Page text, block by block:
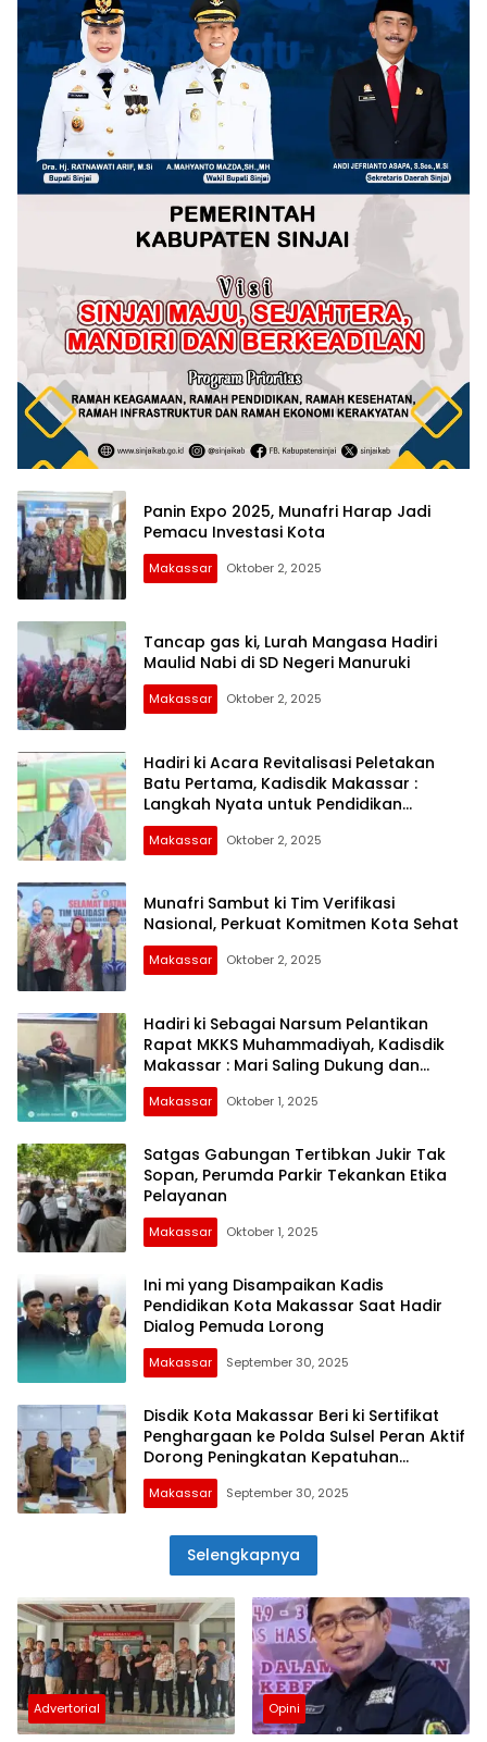
Panin Expo 2025, Munafri Harap Jadi
Pemacu Investasi Kota
Makassar Oktober 2, 2025
Tancap gas ki, Lurah Mangasa Hadiri
Maulid Nabi di SD Negeri Manuruki
Makassar Oktober 2, 2025
Hadiri ki Acara Revitalisasi Peletakan
Batu Pertama, Kadisdik Makassar :
Langkah Nyata untuk Pendidikan
Berkualitas
Makassar Oktober 2, 2025
Munafri Sambut ki Tim Verifikasi
Nasional, Perkuat Komitmen Kota Sehat
Makassar Oktober 2, 2025
Hadiri ki Sebagai Narsum Pelantikan
Rapat MKKS Muhammadiyah, Kadisdik
Makassar : Mari Saling Dukung dan
Sinergi Pendidikan Bersama
Makassar Oktober 1, 2025
Satgas Gabungan Tertibkan Jukir Tak
Sopan, Perumda Parkir Tekankan Etika
Pelayanan
Makassar Oktober 1, 2025
Ini mi yang Disampaikan Kadis
Pendidikan Kota Makassar Saat Hadir
Dialog Pemuda Lorong
Makassar September 30, 2025
Disdik Kota Makassar Beri ki Sertifikat
Penghargaan ke Polda Sulsel Peran Aktif
Dorong Peningkatan Kepatuhan
Perizinan Pada Satuan Pendidikan Non
Formal
Makassar September 30, 2025
Selengkapnya
Advertorial Opini